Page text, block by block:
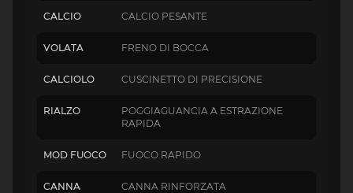
CALCIO CALCIO PESANTE
VOLATA FRENO DI BOCCA
CALCIOLO CUSCINETTO DI PRECISIONE
RIALZO
POGGIAGUANCIA A ESTRAZIONE
RAPIDA
MOD FUOCO FUOCO RAPIDO
CANNA CANNA RINFORZATA